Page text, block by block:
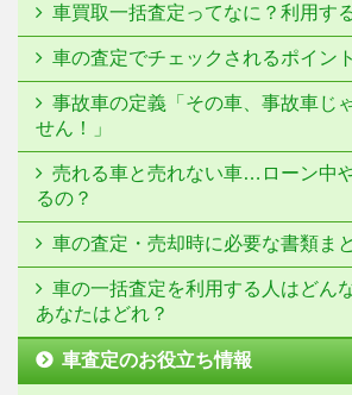
車買取一括査定ってなに？利用す
車の査定でチェックされるポイン
事故車の定義「その車、事故車じ
せん！」
売れる車と売れない車…ローン中
るの？
車の査定・売却時に必要な書類ま
車の一括査定を利用する人はどん
あなたはどれ？
車査定のお役立ち情報